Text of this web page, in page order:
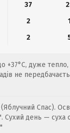
37
2
2
+37°C, дуже
не
Спас).
Сухий день — суха